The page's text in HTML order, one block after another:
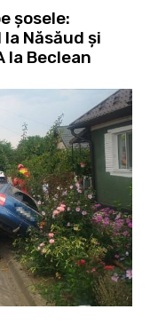
șosele:
Năsăud și
la Beclean